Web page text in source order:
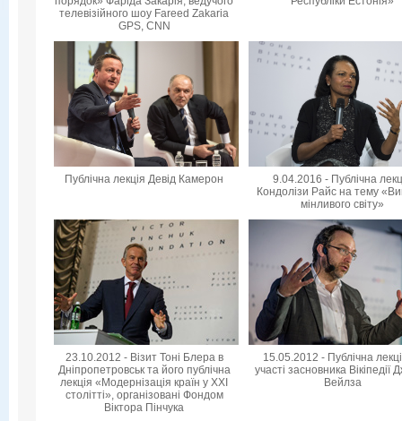
телевізійного шоу Fareed Zakaria
GPS, CNN
Публічна лекція Девід Камерон
9.04.2016 - Публічна
Кондолізи Райс на тему
мінливого світу»
23.10.2012 - Візит Тоні Блера в
Дніпропетровськ та його публічна
лекція «Модернізація країн у XXI
столітті», організовані Фондом
Віктора Пінчука
15.05.2012 - Публічна
участі засновника Вікіпедії
Вейлза